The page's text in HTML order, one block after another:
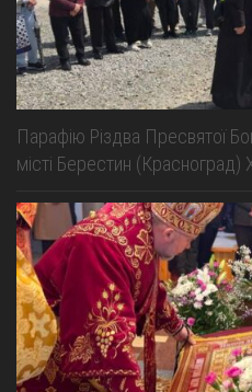
Парафію Різдва Пресвятої
місті Берестин (Красноград)